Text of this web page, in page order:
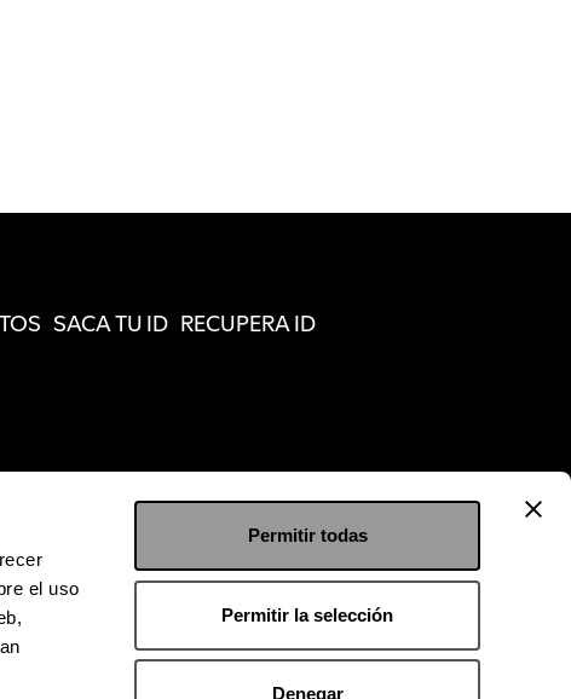
el uso
Permitir todas
Permitir la selección
Denegar
SACA TU ID RECUPERA ID